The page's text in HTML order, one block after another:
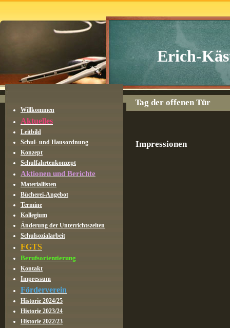
Erich-
Willkommen
Aktuelles
Leitbild
Schul- und Hausordnung
Konzept
Schulfahrtenkonzept
Aktionen und Berichte
Materiallisten
Bücherei-Angebot
Termine
Kollegium
Änderung der Unterrichtszeiten
Schulsozialarbeit
FGTS
Berufsorientierung
Kontakt
Impressum
Förderverein
Historie 2024/25
Historie 2023/24
Historie 2022/23
Tag der offenen Tür
Impressionen